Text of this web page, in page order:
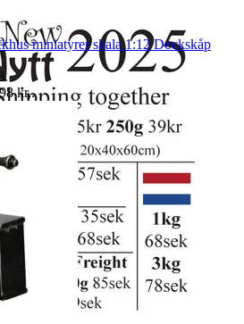
miniatyrer skala 1:12 Dockskåp
.
98 kr,.